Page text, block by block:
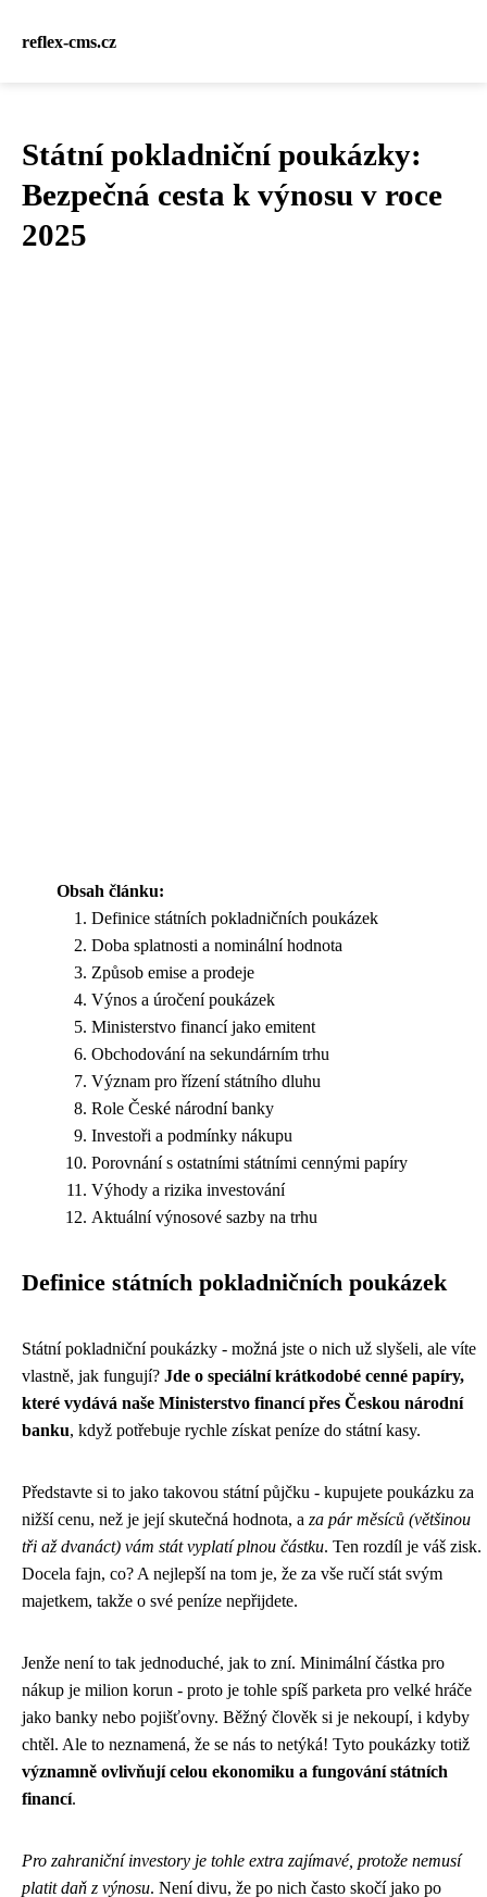
reflex-cms.cz
Státní pokladniční poukázky:
Bezpečná cesta k výnosu v roce
2025
Obsah článku:
Definice státních pokladničních poukázek
Doba splatnosti a nominální hodnota
Způsob emise a prodeje
Výnos a úročení poukázek
Ministerstvo financí jako emitent
Obchodování na sekundárním trhu
Význam pro řízení státního dluhu
Role České národní banky
Investoři a podmínky nákupu
Porovnání s ostatními státními cennými papíry
Výhody a rizika investování
Aktuální výnosové sazby na trhu
Definice státních pokladničních poukázek
Státní pokladniční poukázky - možná jste o nich už slyšeli, ale víte
vlastně, jak fungují? Jde o speciální krátkodobé cenné papíry,
které vydává naše Ministerstvo financí přes Českou národní
banku, když potřebuje rychle získat peníze do státní kasy.
Představte si to jako takovou státní půjčku - kupujete poukázku za
nižší cenu, než je její skutečná hodnota, a za pár měsíců (většinou
tři až dvanáct) vám stát vyplatí plnou částku. Ten rozdíl je váš zisk.
Docela fajn, co? A nejlepší na tom je, že za vše ručí stát svým
majetkem, takže o své peníze nepřijdete.
Jenže není to tak jednoduché, jak to zní. Minimální částka pro
nákup je milion korun - proto je tohle spíš parketa pro velké hráče
jako banky nebo pojišťovny. Běžný člověk si je nekoupí, i kdyby
chtěl. Ale to neznamená, že se nás to netýká! Tyto poukázky totiž
významně ovlivňují celou ekonomiku a fungování státních
financí.
Pro zahraniční investory je tohle extra zajímavé, protože nemusí
platit daň z výnosu. Není divu, že po nich často skočí jako po